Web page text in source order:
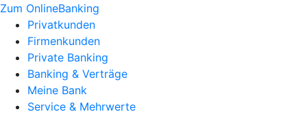
Zum OnlineBanking
Privatkunden
Firmenkunden
Private Banking
Banking & Verträge
Meine Bank
Service & Mehrwerte